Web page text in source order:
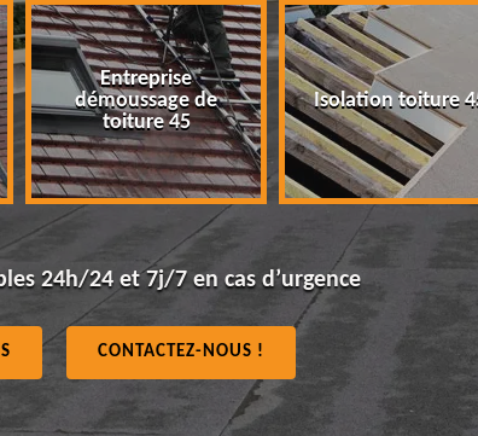
Entreprise
démoussage de
toiture 45
Isolation toiture 45
24h/24 et 7j/7 en cas d’urgence
CONTACTEZ-NOUS !